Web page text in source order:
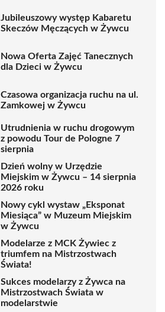
Jubileuszowy występ Kabaretu
Skeczów Męczących w Żywcu
Nowa Oferta Zajęć Tanecznych
dla Dzieci w Żywcu
Czasowa organizacja ruchu na ul.
Zamkowej w Żywcu
Utrudnienia w ruchu drogowym
z powodu Tour de Pologne 7
sierpnia
Dzień wolny w Urzędzie
Miejskim w Żywcu – 14 sierpnia
2026 roku
Nowy cykl wystaw „Eksponat
Miesiąca” w Muzeum Miejskim
w Żywcu
Modelarze z MCK Żywiec z
triumfem na Mistrzostwach
Świata!
Sukces modelarzy z Żywca na
Mistrzostwach Świata w
modelarstwie